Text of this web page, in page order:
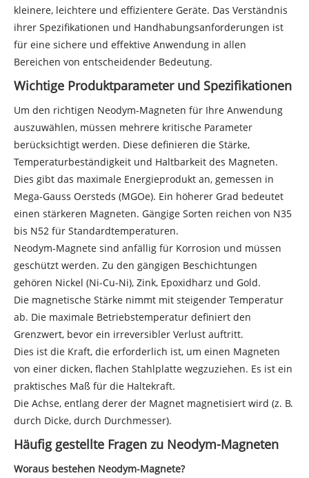
kleinere, leichtere und effizientere Geräte. Das Verständnis
ihrer Spezifikationen und Handhabungsanforderungen ist
für eine sichere und effektive Anwendung in allen
Bereichen von entscheidender Bedeutung.
Wichtige Produktparameter und Spezifikationen
Um den richtigen Neodym-Magneten für Ihre Anwendung
auszuwählen, müssen mehrere kritische Parameter
berücksichtigt werden. Diese definieren die Stärke,
Temperaturbeständigkeit und Haltbarkeit des Magneten.
Dies gibt das maximale Energieprodukt an, gemessen in
Mega-Gauss Oersteds (MGOe). Ein höherer Grad bedeutet
einen stärkeren Magneten. Gängige Sorten reichen von N35
bis N52 für Standardtemperaturen.
Neodym-Magnete sind anfällig für Korrosion und müssen
geschützt werden. Zu den gängigen Beschichtungen
gehören Nickel (Ni-Cu-Ni), Zink, Epoxidharz und Gold.
Die magnetische Stärke nimmt mit steigender Temperatur
ab. Die maximale Betriebstemperatur definiert den
Grenzwert, bevor ein irreversibler Verlust auftritt.
Dies ist die Kraft, die erforderlich ist, um einen Magneten
von einer dicken, flachen Stahlplatte wegzuziehen. Es ist ein
praktisches Maß für die Haltekraft.
Die Achse, entlang derer der Magnet magnetisiert wird (z. B.
durch Dicke, durch Durchmesser).
Häufig gestellte Fragen zu Neodym-Magneten
Woraus bestehen Neodym-Magnete?